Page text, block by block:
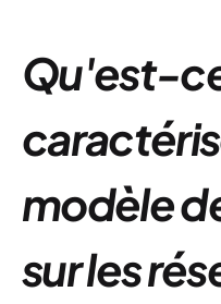
Qu'est-
modèle
sur les